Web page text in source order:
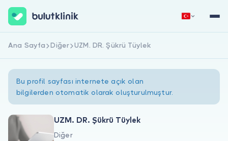
Hemen Kaydol Giriş Yap
Ana Sayfa Diğer UZM. DR. Şükrü Tüylek
Bu profil sayfası internete açık olan
bilgilerden otomatik olarak oluşturulmuştur.
UZM. DR. Şükrü Tüylek
Diğer